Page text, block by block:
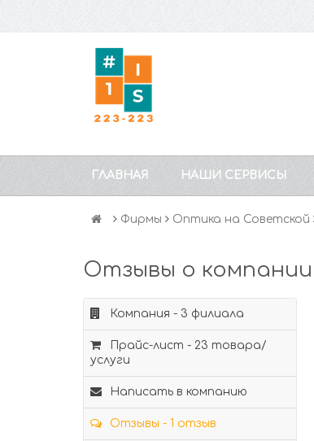
ГЛАВНАЯ НАШИ СЕРВИСЫ
Фирмы Оптика на Советской
Отзывы о
Компания - 3 филиала
Прайс-лист - 23 товара/
услуги
Написать в компанию
Отзывы - 1 отзыв